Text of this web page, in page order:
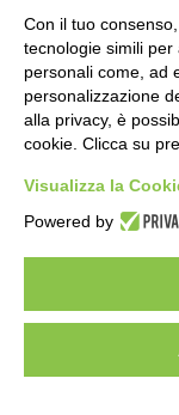
Gestione
Pagina
Sezione
Copyright 2026 |
Parma S.p.A. |
Con il tuo
tecnologie simili
personali come, ad
personalizzazione
alla privacy, è
cookie. Clicca su
Visualizza la
Powered by